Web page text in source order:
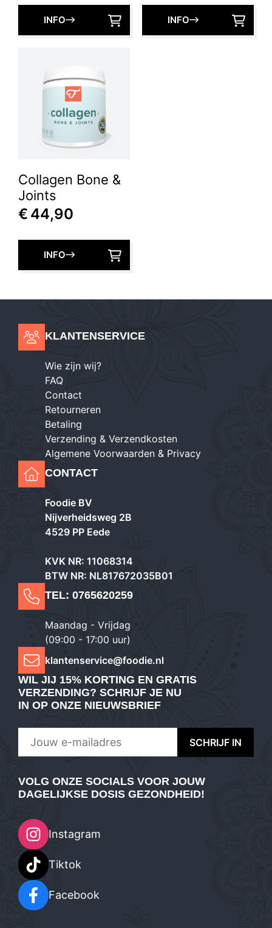
INFO INFO
Collagen Bone &
Joints
€ 44,90
INFO
KLANTENSERVICE
Wie zijn wij?
FAQ
Contact
Retourneren
Betaling
Verzending & Verzendkosten
Algemene Voorwaarden & Privacy
CONTACT
Foodie BV
Nijverheidsweg 2B
4529 PP Eede
KVK NR: 11068314
BTW NR: NL817672035B01
TEL: 0765620259
Maandag - Vrijdag
(09:00 - 17:00 uur)
klantenservice@foodie.nl
WIL JIJ 15% KORTING EN GRATIS
VERZENDING? SCHRIJF JE NU
IN OP ONZE NIEUWSBRIEF
VOLG ONZE SOCIALS VOOR JOUW
DAGELIJKSE DOSIS GEZONDHEID!
Instagram
Tiktok
Facebook